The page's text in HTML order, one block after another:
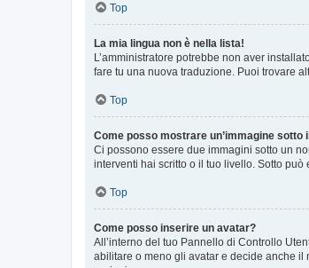
Top
La mia lingua non è nella lista!
L’amministratore potrebbe non aver
fare tu una nuova traduzione. Puoi trovare
Top
Come posso mostrare un’immagine sotto
Ci possono essere due immagini sotto un
interventi hai scritto o il tuo livello. Sotto può
Top
Come posso inserire un avatar?
All’interno del tuo Pannello di Controllo
abilitare o meno gli avatar e decide anche il